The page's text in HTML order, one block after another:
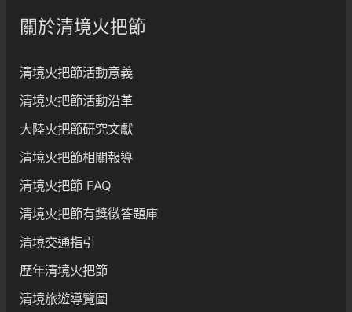
關於清境火把節
清境火把節活動意義
清境火把節活動沿革
大陸火把節研究文獻
清境火把節相關報導
清境火把節 FAQ
清境火把節有獎徵答題庫
清境交通指引
歷年清境火把節
清境旅遊導覽圖